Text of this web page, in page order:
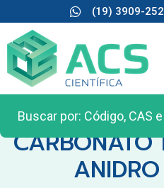
(19) 3909-
CATEGORIA:
CARBONATO